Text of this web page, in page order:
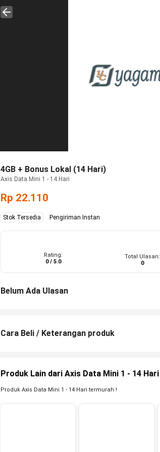
4GB + Bonus Lokal (14 Hari)
Axis Data Mini 1 - 14 Hari
Rp 22.110
Stok Tersedia Pengiriman Instan
Rating:
0 / 5.0
Total Ulasan:
0
Belum Ada Ulasan
Cara Beli / Keterangan produk
Produk Lain dari Axis Data Mini 1 - 14 Hari
Produk Axis Data Mini 1 - 14 Hari termurah !